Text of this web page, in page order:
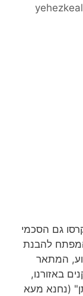
גם הסכמי
להבנת
המתאר
באזורנו,
(נחנא מעא